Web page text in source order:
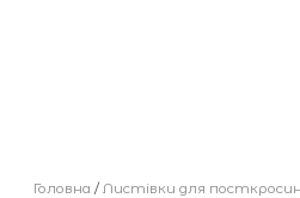
Головна / Листівки для